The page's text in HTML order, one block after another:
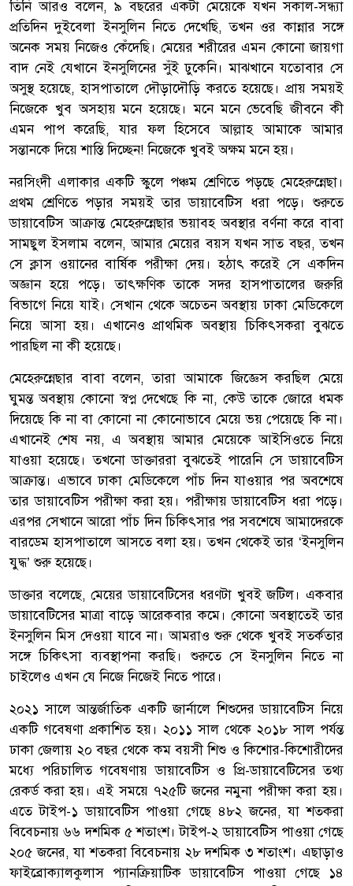
তিনি আরও বলেন, ৯ বছরের একটা মেয়েকে যখন সকাল-সন্ধ্যা
প্রতিদিন দুইবেলা ইনসুলিন নিতে দেখেছি, তখন ওর কান্নার সঙ্গে
অনেক সময় নিজেও কেঁদেছি। মেয়ের শরীরের এমন কোনো জায়গা
বাদ নেই যেখানে ইনসুলিনের সুঁই ঢুকেনি। মাঝখানে যতোবার সে
অসুস্থ হয়েছে, হাসপাতালে দৌড়াদৌড়ি করতে হয়েছে। প্রায় সময়ই
নিজেকে খুব অসহায় মনে হয়েছে। মনে মনে ভেবেছি জীবনে কী
এমন পাপ করেছি, যার ফল হিসেবে আল্লাহ আমাকে আমার
সন্তানকে দিয়ে শাস্তি দিচ্ছেন! নিজেকে খুবই অক্ষম মনে হয়।
নরসিংদী এলাকার একটি স্কুলে পঞ্চম শ্রেণিতে পড়ছে মেহেরুন্নেছা।
প্রথম শ্রেণিতে পড়ার সময়ই তার ডায়াবেটিস ধরা পড়ে। শুরুতে
ডায়াবেটিস আক্রান্ত মেহেরুন্নেছার ভয়াবহ অবস্থার বর্ণনা করে বাবা
সামছুল ইসলাম বলেন, আমার মেয়ের বয়স যখন সাত বছর, তখন
সে ক্লাস ওয়ানের বার্ষিক পরীক্ষা দেয়। হঠাৎ করেই সে একদিন
অজ্ঞান হয়ে পড়ে। তাৎক্ষণিক তাকে সদর হাসপাতালের জরুরি
বিভাগে নিয়ে যাই। সেখান থেকে অচেতন অবস্থায় ঢাকা মেডিকেলে
নিয়ে আসা হয়। এখানেও প্রাথমিক অবস্থায় চিকিৎসকরা বুঝতে
পারছিল না কী হয়েছে।
মেহেরুন্নেছার বাবা বলেন, তারা আমাকে জিজ্ঞেস করছিল মেয়ে
ঘুমন্ত অবস্থায় কোনো স্বপ্ন দেখেছে কি না, কেউ তাকে জোরে ধমক
দিয়েছে কি না বা কোনো না কোনোভাবে মেয়ে ভয় পেয়েছে কি না।
এখানেই শেষ নয়, এ অবস্থায় আমার মেয়েকে আইসিওতে নিয়ে
যাওয়া হয়েছে। তখনো ডাক্তাররা বুঝতেই পারেনি সে ডায়াবেটিস
আক্রান্ত। এভাবে ঢাকা মেডিকেলে পাঁচ দিন যাওয়ার পর অবশেষে
তার ডায়াবেটিস পরীক্ষা করা হয়। পরীক্ষায় ডায়াবেটিস ধরা পড়ে।
এরপর সেখানে আরো পাঁচ দিন চিকিৎসার পর সবশেষে আমাদেরকে
বারডেম হাসপাতালে আসতে বলা হয়। তখন থেকেই তার ‘ইনসুলিন
যুদ্ধ’ শুরু হয়েছে।
ডাক্তার বলেছে, মেয়ের ডায়াবেটিসের ধরণটা খুবই জটিল। একবার
ডায়াবেটিসের মাত্রা বাড়ে আরেকবার কমে। কোনো অবস্থাতেই তার
ইনসুলিন মিস দেওয়া যাবে না। আমরাও শুরু থেকে খুবই সতর্কতার
সঙ্গে চিকিৎসা ব্যবস্থাপনা করছি। শুরুতে সে ইনসুলিন নিতে না
চাইলেও এখন যে নিজে নিজেই নিতে পারে।
২০২১ সালে আন্তর্জাতিক একটি জার্নালে শিশুদের ডায়াবেটিস নিয়ে
একটি গবেষণা প্রকাশিত হয়। ২০১১ সাল থেকে ২০১৮ সাল পর্যন্ত
ঢাকা জেলায় ২০ বছর থেকে কম বয়সী শিশু ও কিশোর-কিশোরীদের
মধ্যে পরিচালিত গবেষণায় ডায়াবেটিস ও প্রি-ডায়াবেটিসের তথ্য
রেকর্ড করা হয়। এই সময়ে ৭২৫টি জনের নমুনা পরীক্ষা করা হয়।
এতে টাইপ-১ ডায়াবেটিস পাওয়া গেছে ৪৮২ জনের, যা শতকরা
বিবেচনায় ৬৬ দশমিক ৫ শতাংশ। টাইপ-২ ডায়াবেটিস পাওয়া গেছে
২০৫ জনের, যা শতকরা বিবেচনায় ২৮ দশমিক ৩ শতাংশ। এছাড়াও
ফাইব্রোক্যালকুলাস প্যানক্রিয়াটিক ডায়াবেটিস পাওয়া গেছে ১৪